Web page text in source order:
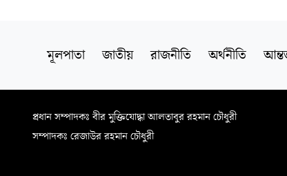
মূলপাতা জাতীয় রাজনীতি অর্থনীতি
প্রধান সম্পাদকঃ বীর মুক্তিযোদ্ধা আলতাবুর রহমান চৌধুরী
সম্পাদকঃ রেজাউর রহমান চৌধুরী